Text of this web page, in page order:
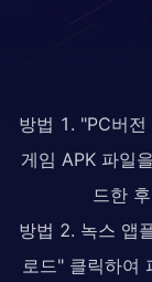
방법 1. "PC버
게임 APK 파일
드한
방법 2. 녹스 앱
로드" 클릭하여